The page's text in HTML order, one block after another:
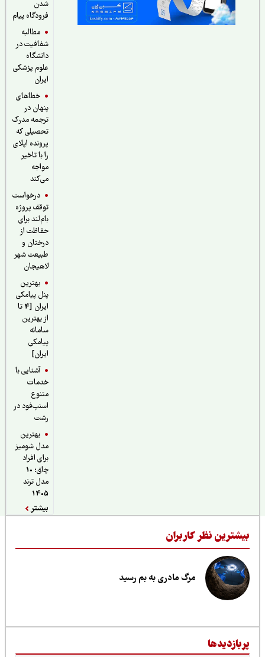
فرودگاه پیام
مطالبه
شفافیت در
دانشگاه
علوم پزشکی
خطاهای
پنهان در
ترجمه مدرک
تحصیلی که
پرونده اپلای
را با تاخیر
درخواست
توقف پروژه
بام‌لند برای
حفاظت از
درختان و
طبیعت شهر
لاهیجان
بهترین
پنل پیامکی
ایران [4 تا
از بهترین
سامانه
پیامکی
آشنایی با
خدمات
اسنپ‌فود در
بهترین
مدل شومیز
برای افراد
چاق؛ 10
مدل ترند
نظر کاربران
مرگ مادری به بم رسید